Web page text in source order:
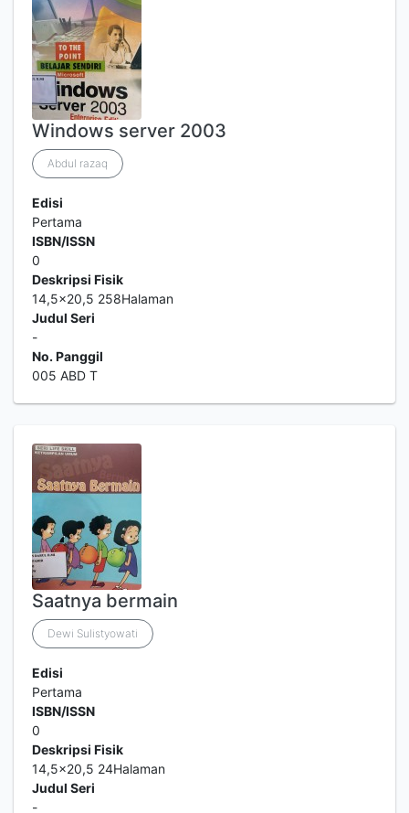
Windows server 2003
Abdul razaq
Edisi
Pertama
ISBN/ISSN
0
Deskripsi Fisik
14,5x20,5 258Halaman
Judul Seri
-
No. Panggil
005 ABD T
Saatnya bermain
Dewi Sulistyowati
Edisi
Pertama
ISBN/ISSN
0
Deskripsi Fisik
14,5x20,5 24Halaman
Judul Seri
-